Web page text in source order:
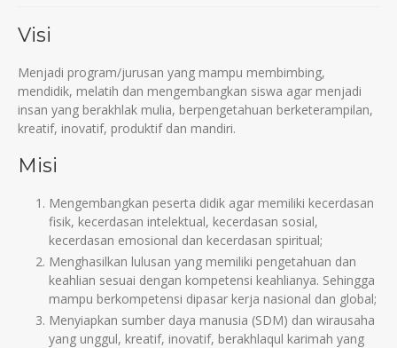
Visi
Menjadi program/jurusan yang mampu membimbing,
mendidik, melatih dan mengembangkan siswa agar menjadi
insan yang berakhlak mulia, berpengetahuan berketerampilan,
kreatif, inovatif, produktif dan mandiri.
Misi
Mengembangkan peserta didik agar memiliki kecerdasan
fisik, kecerdasan intelektual, kecerdasan sosial,
kecerdasan emosional dan kecerdasan spiritual;
Menghasilkan lulusan yang memiliki pengetahuan dan
keahlian sesuai dengan kompetensi keahlianya. Sehingga
mampu berkompetensi dipasar kerja nasional dan global;
Menyiapkan sumber daya manusia (SDM) dan wirausaha
yang unggul, kreatif, inovatif, berakhlaqul karimah yang